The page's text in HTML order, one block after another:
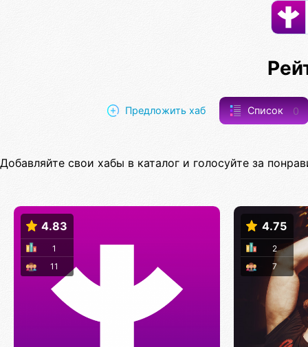
Предложить хаб Список 0
Добавляйте свои хабы в каталог и голосуйте за
4.83
11
1
4.75
7
2